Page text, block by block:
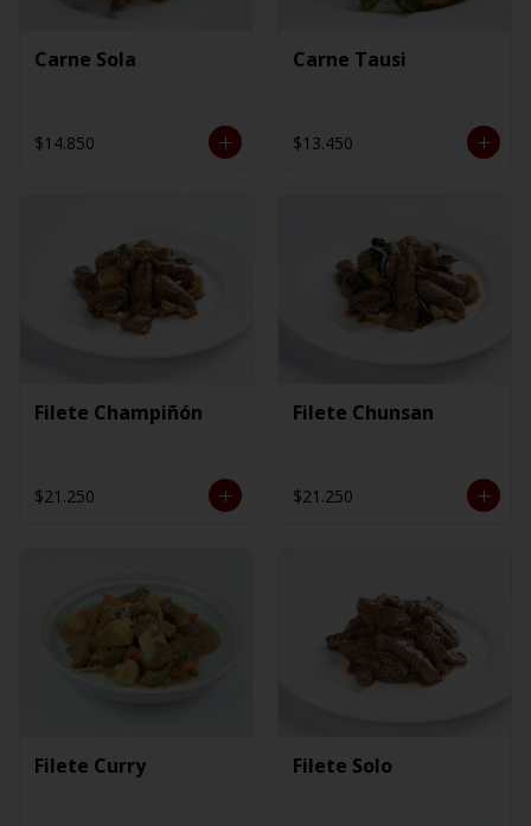
Carne Sola
$14.850
Carne Tausi
$13.450
Filete Champiñón
$21.250
Filete Chunsan
$21.250
Filete Curry Filete Solo